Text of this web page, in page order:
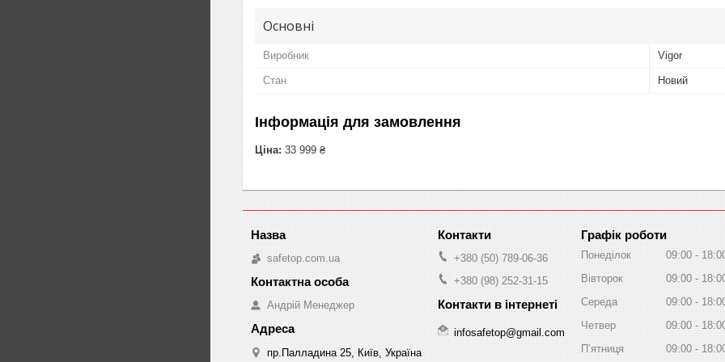
Основні
Виробник Vigor
Стан Новий
Інформація для замовлення
Ціна: 33 999 ₴
safetop.com.ua
Андрій Менеджер
пр.Палладина 25, Київ, Україна
+380 (50) 789-06-36
+380 (98) 252-31-15
infosafetop@gmail.com
Графік роботи
Понеділок 09:00
Вівторок
09:00
Середа
09:00
Четвер
09:00
Пʼятниця
09:00